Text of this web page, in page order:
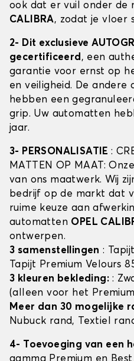
ook dat er vuil onder de
CALIBRA, zodat je vloer
2- Dit exclusieve
gecertificeerd, een
garantie voor ernst op
en veiligheid. De andere
hebben een
grip. Uw automatten
jaar.
3- PERSONALISATIE:
MATTEN OP MAAT:
van ons maatwerk. Wij
bedrijf op de markt dat
ruime keuze aan
automatten OPEL
ontwerpen.
3 samenstellingen :
Tapijt Premium Velours
3 kleuren bekleding: :
(alleen voor het
Meer dan 30 mogelijke
Nubuck rand, Textiel
4- Toevoeging van een